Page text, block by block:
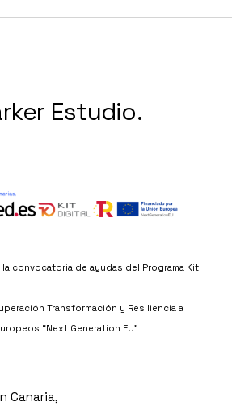
Estudio.
convocatoria de ayudas del Programa Kit
Transformación y Resiliencia a
“Next Generation EU”
Canaria,